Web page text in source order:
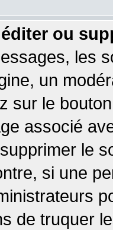
ou
les
un
sur le
associé
le
si une
de truquer